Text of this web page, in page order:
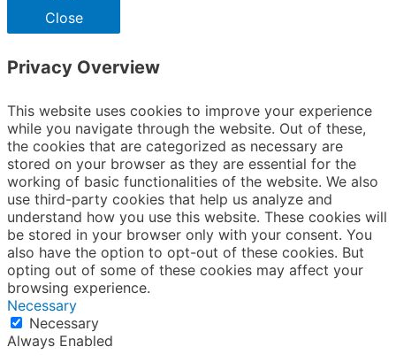
Close
Privacy Overview
This website uses cookies to improve your experience
while you navigate through the website. Out of these,
the cookies that are categorized as necessary are
stored on your browser as they are essential for the
working of basic functionalities of the website. We also
use third-party cookies that help us analyze and
understand how you use this website. These cookies will
be stored in your browser only with your consent. You
also have the option to opt-out of these cookies. But
opting out of some of these cookies may affect your
browsing experience.
Necessary
Necessary
Always Enabled